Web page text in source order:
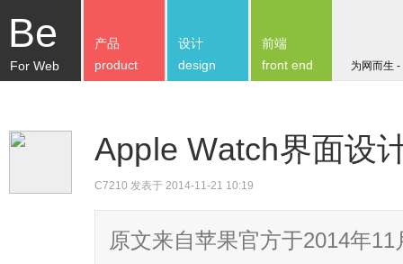
Be
For Web 为网而生
产品
product
设计
design
前端
front end
Apple Watch界面设
C7210 发表于 2014-11-21 10:19
原文来自苹果官方于2014年